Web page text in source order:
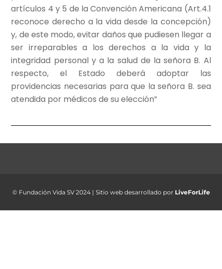
artículos 4 y 5 de la Convención Americana (Art.4.1
reconoce derecho a la vida desde la concepción)
y, de este modo, evitar daños que pudiesen llegar a
ser irreparables a los derechos a la vida y la
integridad personal y a la salud de la señora B. Al
respecto, el Estado deberá adoptar las
providencias necesarias para que la señora B. sea
atendida por médicos de su elección”
© Fundación Vida SV 2024 | Sitio web desarrollado por LiveForLife